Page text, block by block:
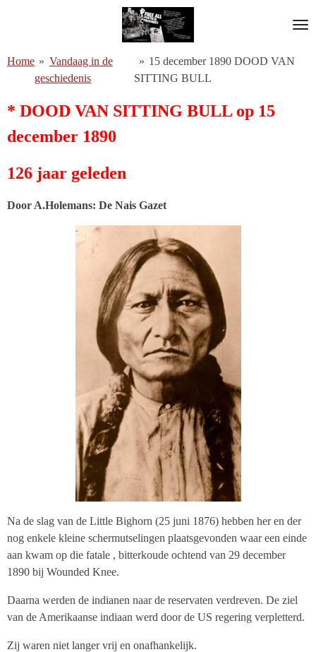
de
hoofdinhoud
Home » Vandaag in de
geschiedenis
» 15 december 1890 DOOD VAN
SITTING BULL
* DOOD VAN SITTING BULL op 15
december 1890
126 jaar geleden
Door A.Holemans: De Nais Gazet
Na de slag van de Little Bighorn (25 juni 1876) hebben her en der
nog enkele kleine schermutselingen plaatsgevonden waar een einde
aan kwam op die fatale , bitterkoude ochtend van 29 december
1890 bij Wounded Knee.
Daarna werden de indianen naar de reservaten verdreven. De ziel
van de Amerikaanse indiaan werd door de US regering verpletterd.
Zij waren niet langer vrij en onafhankelijk.